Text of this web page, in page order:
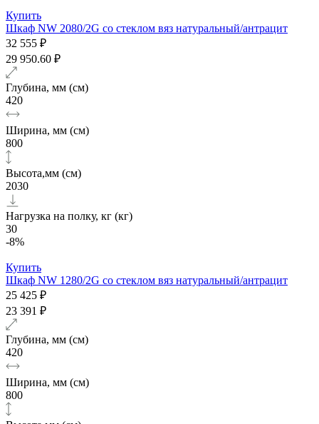
Купить
Шкаф NW 2080/2G со стеклом вяз натуральный/антрацит
32 555 ₽
29 950.60 ₽
Глубина, мм (см)
420
Ширина, мм (см)
800
Высота,мм (см)
2030
Нагрузка на полку, кг (кг)
30
-8%
Купить
Шкаф NW 1280/2G со стеклом вяз натуральный/антрацит
25 425 ₽
23 391 ₽
Глубина, мм (см)
420
Ширина, мм (см)
800